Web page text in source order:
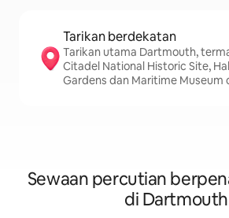
Tarikan berdekatan
Tarikan utama Dartmouth,
Citadel National Historic Site,
Gardens dan Maritime Museum
Sewaan percutian
di Dartmouth